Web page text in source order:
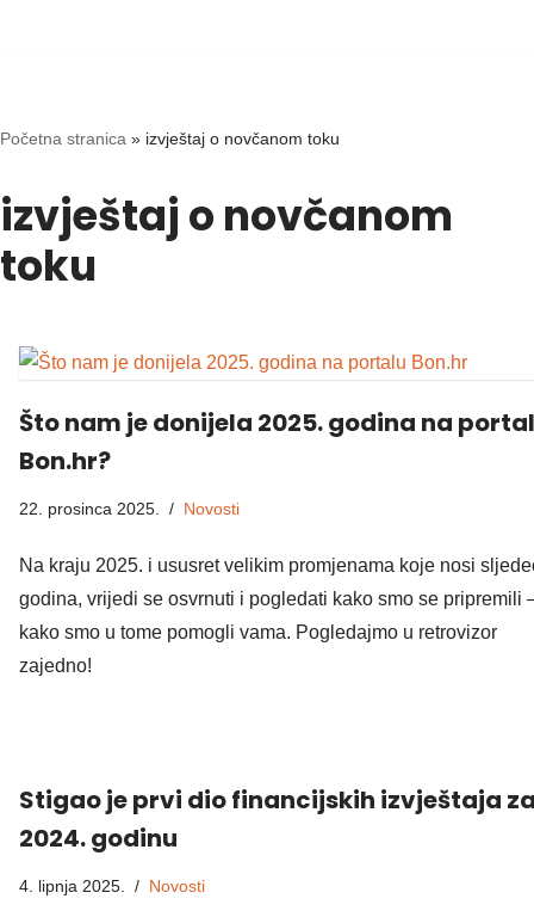
content
Početna stranica » izvještaj o novčanom toku
izvještaj o novčanom
toku
Što nam je donijela 2025. godina na
Bon.hr?
22. prosinca 2025. Novosti
Na kraju 2025. i ususret velikim promjenama koje nosi
godina, vrijedi se osvrnuti i pogledati kako smo se pripremili
kako smo u tome pomogli vama. Pogledajmo u retrovizor
zajedno!
Stigao je prvi dio financijskih izvještaja
2024. godinu
4. lipnja 2025. Novosti